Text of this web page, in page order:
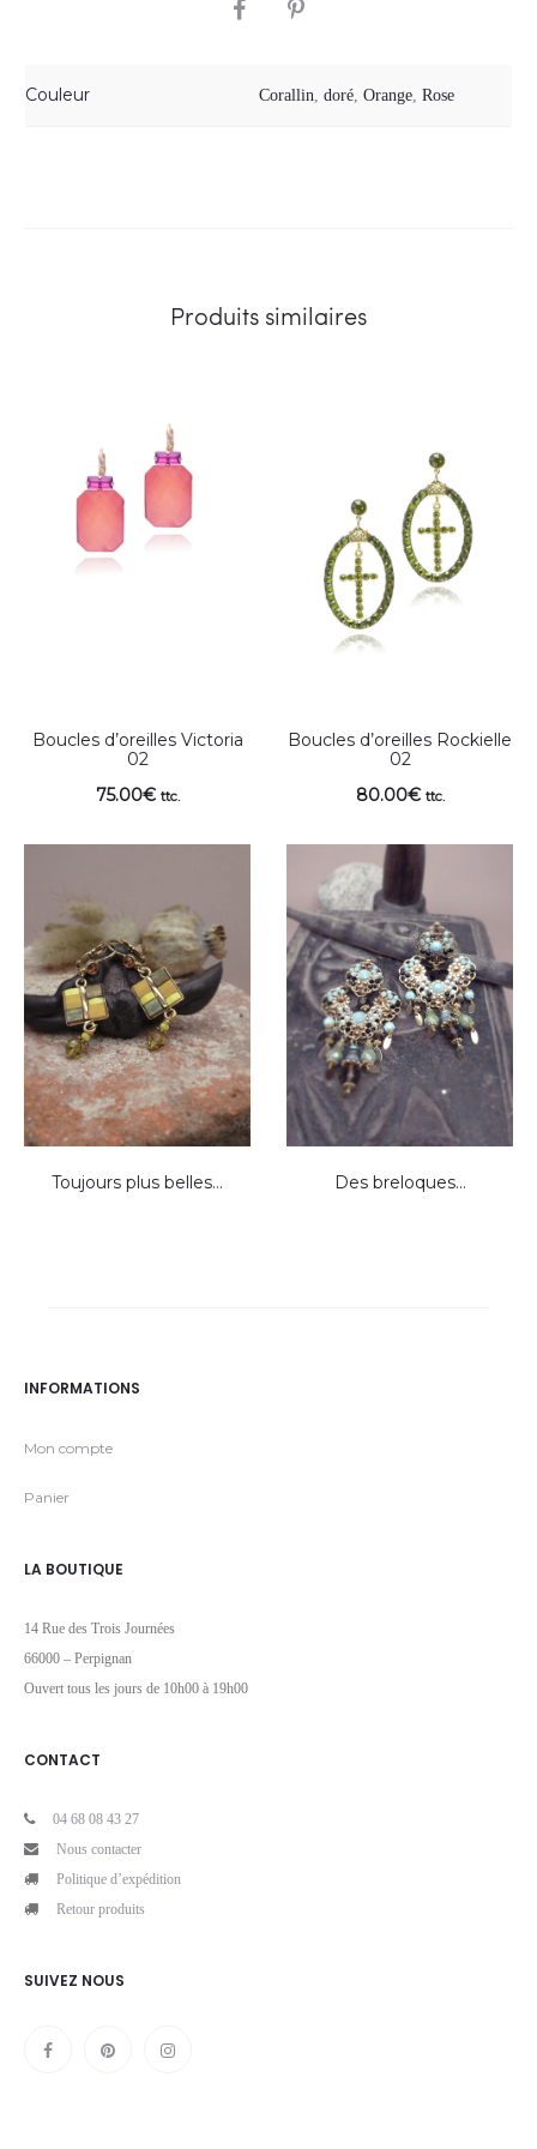
SHARE
Couleur Corallin, doré, Orange, Rose
Produits similaires
Boucles d’oreilles Victoria
02
75.00€ ttc.
Boucles d’oreilles Rockielle
02
80.00€ ttc.
Toujours plus belles… Des breloques…
INFORMATIONS
Mon compte
Panier
LA BOUTIQUE
14 Rue des Trois Journées
66000 – Perpignan
Ouvert tous les jours de 10h00 à 19h00
CONTACT
04 68 08 43 27
Nous contacter
Politique d’expédition
Retour produits
SUIVEZ NOUS